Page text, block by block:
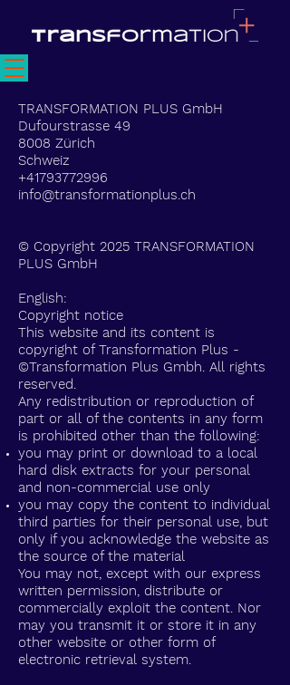
TRANSFORMATION PLUS GmbH
Dufourstrasse 49
8008 Zürich
Schweiz
+41793772996
info@transformationplus.ch
© Copyright 2025 TRANSFORMATION
PLUS GmbH
English:
Copyright notice
​This website and its content is
copyright of Transformation Plus -
©Transformation Plus Gmbh. All rights
reserved.
Any redistribution or reproduction of
part or all of the contents in any form
is prohibited other than the following:
you may print or download to a local
hard disk extracts for your personal
and non-commercial use only
you may copy the content to individual
third parties for their personal use, but
only if you acknowledge the website as
the source of the material
You may not, except with our express
written permission, distribute or
commercially exploit the content. Nor
may you transmit it or store it in any
other website or other form of
electronic retrieval system.